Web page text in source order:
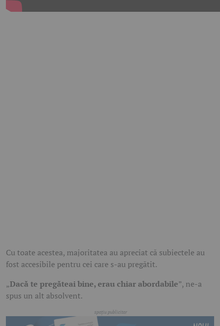
Cu toate acestea, majoritatea au apreciat că subiectele au
fost accesibile pentru cei care s-au pregătit.
„Dacă te pregăteai bine, erau chiar abordabile”, ne-a
spus un alt absolvent.